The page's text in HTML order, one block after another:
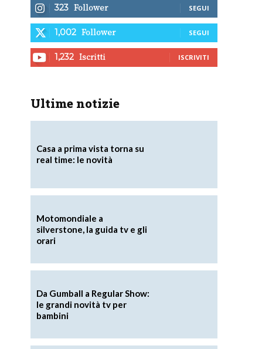
323 Follower SEGUI
1,002 Follower SEGUI
1,232 Iscritti ISCRIVITI
Ultime notizie
Casa a prima vista torna su
real time: le novità
Motomondiale a
silverstone, la guida tv e gli
orari
Da Gumball a Regular Show:
le grandi novità tv per
bambini